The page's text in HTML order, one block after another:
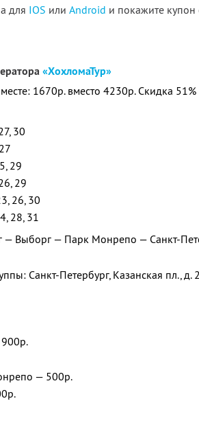
для IOS или Android и покажите купон
«ХохломаТур»
1670р. вместо 4230р. Скидка 51%
30
29
29
26, 30
28, 31
— Выборг — Парк Монрепо — Санкт-
Санкт-Петербург, Казанская пл., д.
— 500р.